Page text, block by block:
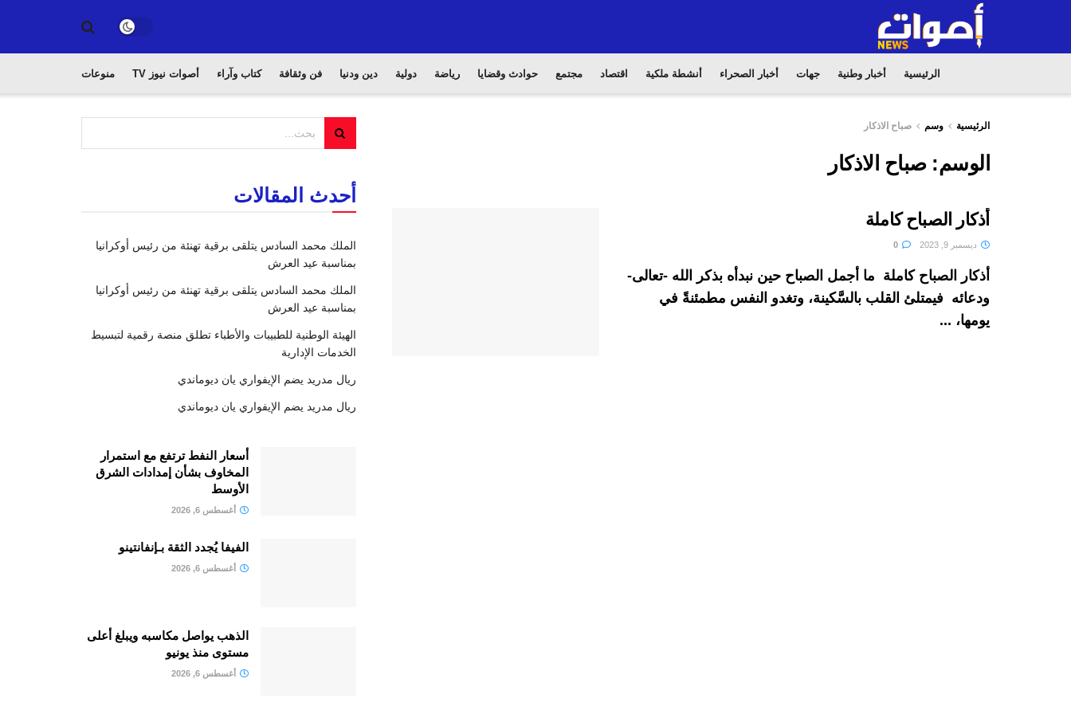
الرئيسية أخبار وطنية جهات أخبار الصحراء أنشطة ملكية اقتصاد مجتمع حوادث وقضايا رياضة دولية دين ودنيا فن وثقافة كتاب وآراء أصوات نيوز TV منوعات
الرئيسية وسم صباح الاذكار
الوسم:صباح الاذكار
أذكار الصباح كاملة
ديسمبر 9, 2023
أذكار الصباح كاملة ما أجمل الصباح حين نبدأه بذكر الله -تعالى-
ودعائه فيمتلئ القلب بالسَّكينة، وتغدو النفس مطمئنةً في
يومها، ...
أحدث المقالات
الملك محمد السادس يتلقى برقية تهنئة من رئيس أوكرانيا
بمناسبة عيد العرش
الملك محمد السادس يتلقى برقية تهنئة من رئيس أوكرانيا
بمناسبة عيد العرش
الهيئة الوطنية للطبيبات والأطباء تطلق منصة رقمية لتبسيط
الخدمات الإدارية
ريال مدريد يضم الإيفواري يان ديوماندي
ريال مدريد يضم الإيفواري يان ديوماندي
أسعار النفط ترتفع مع استمرار
المخاوف بشأن إمدادات الشرق
الأوسط
أغسطس 6, 2026
الفيفا يُجدد الثقة بـإنفانتينو
أغسطس 6, 2026
الذهب يواصل مكاسبه ويبلغ أعلى
مستوى منذ يونيو
أغسطس 6, 2026